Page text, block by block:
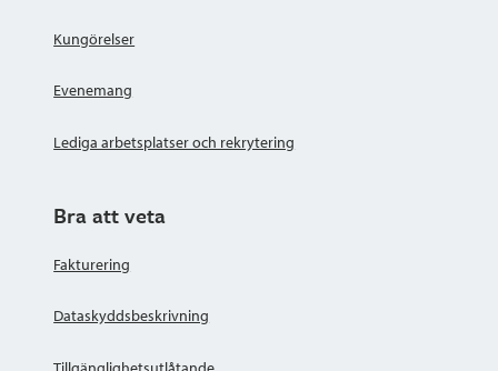
Kungörelser
Evenemang
Lediga arbetsplatser och rekrytering
Bra att veta
Fakturering
Dataskyddsbeskrivning